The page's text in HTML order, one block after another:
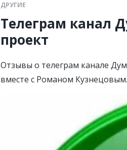
ДРУГИЕ
Телеграм канал
проект
Отзывы о телеграм канале
вместе с Романом